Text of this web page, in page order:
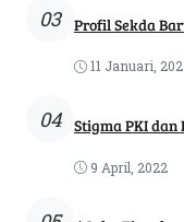
03 Profil Sekda
11 Januari,
04 Stigma PKI dan
9 April, 2022